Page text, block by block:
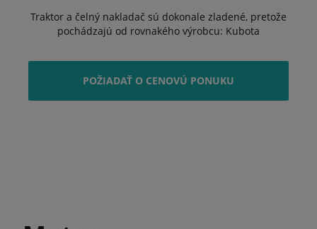
Traktor a čelný nakladač sú dokonale zladené, pretože
pochádzajú od rovnakého výrobcu: Kubota
POŽIADAŤ O CENOVÚ PONUKU